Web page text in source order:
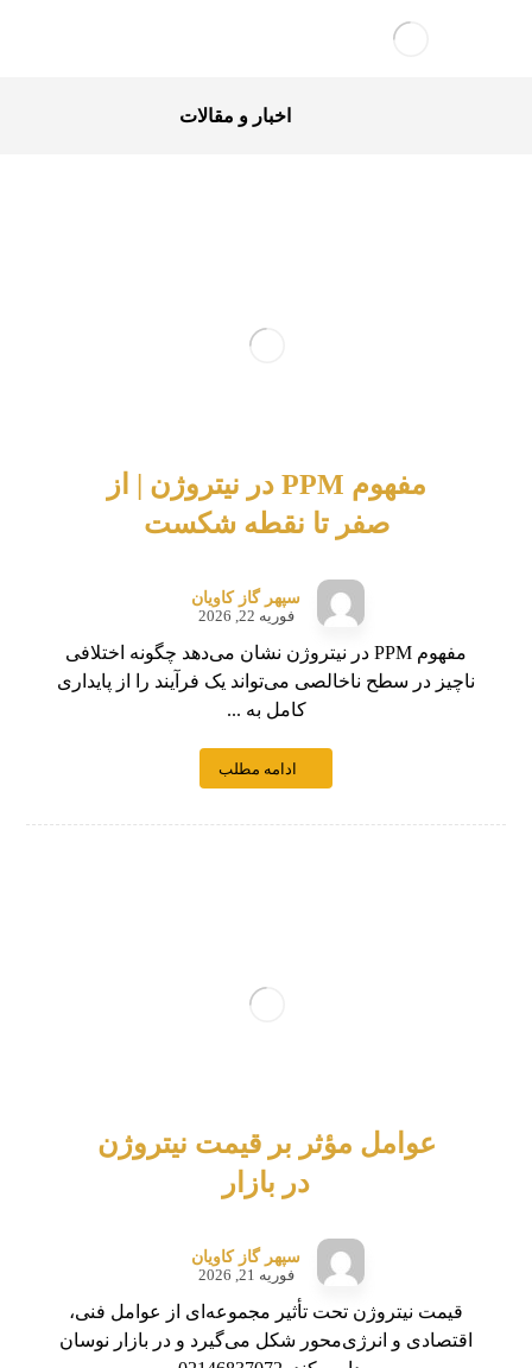
اخبار و مقالات
مفهوم PPM در نیتروژن | از
صفر تا نقطه شکست
سپهر گاز کاویان
فوریه 22, 2026
مفهوم PPM در نیتروژن نشان می‌دهد چگونه اختلافی
ناچیز در سطح ناخالصی می‌تواند یک فرآیند را از پایداری
کامل به ...
ادامه مطلب
عوامل مؤثر بر قیمت نیتروژن
در بازار
سپهر گاز کاویان
فوریه 21, 2026
قیمت نیتروژن تحت تأثیر مجموعه‌ای از عوامل فنی،
اقتصادی و انرژی‌محور شکل می‌گیرد و در بازار نوسان